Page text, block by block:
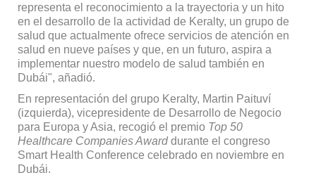
representa el reconocimiento a la trayectoria y un hito
en el desarrollo de la actividad de Keralty, un grupo de
salud que actualmente ofrece servicios de atención en
salud en nueve países y que, en un futuro, aspira a
implementar nuestro modelo de salud también en
Dubái", añadió.
En representación del grupo Keralty, Martin Paituví
(izquierda), vicepresidente de Desarrollo de Negocio
para Europa y Asia, recogió el premio Top 50
Healthcare Companies Awarddurante el congreso
Smart Health Conference celebrado en noviembre en
Dubái.